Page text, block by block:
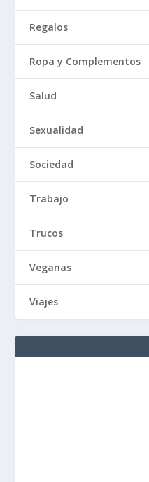
Regalos
Ropa y Complementos
Salud
Sexualidad
Sociedad
Trabajo
Trucos
Veganas
Viajes